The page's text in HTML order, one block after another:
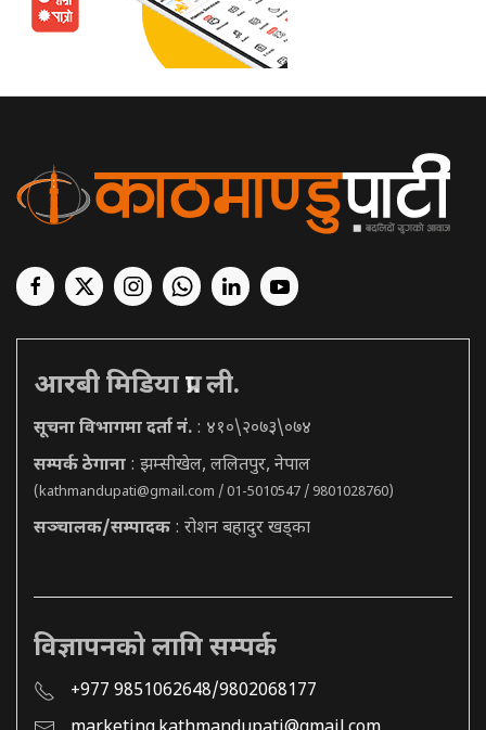
आरबी मिडिया प्रा. ली.
सूचना विभागमा दर्ता नं. : ४१०\२०७३\०७४
सम्पर्क ठेगाना : झम्सीखेल, ललितपुर, नेपाल
(kathmandupati@gmail.com / 01-5010547 / 9801028760)
सञ्चालक/सम्पादक : रोशन बहादुर खड्का
विज्ञापनको लागि सम्पर्क
+977 9851062648/9802068177